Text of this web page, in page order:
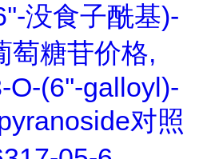
没食子酰基)-
萄糖苷价格,
O-(6''-galloyl)-
对照